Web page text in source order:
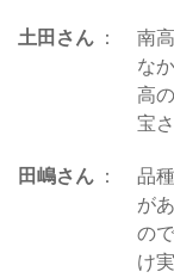
土田さん
南
な
高
宝
田嶋さん
品
が
の
け